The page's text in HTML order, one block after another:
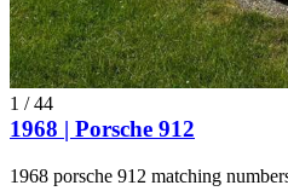
1 /44
1968 | Porsche 912
1968 porsche 912 matching